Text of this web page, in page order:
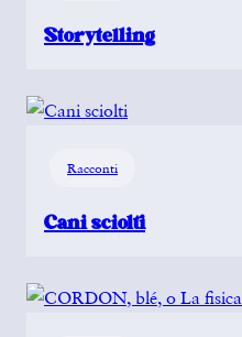
Storytelling
Racconti
Cani sciolti